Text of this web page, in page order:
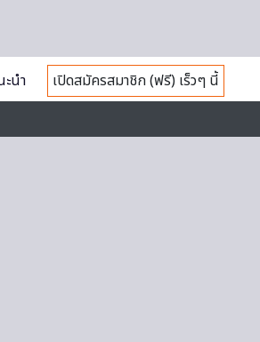
นำ
เปิดสมัครสมาชิก (ฟรี) เร็วๆ นี้